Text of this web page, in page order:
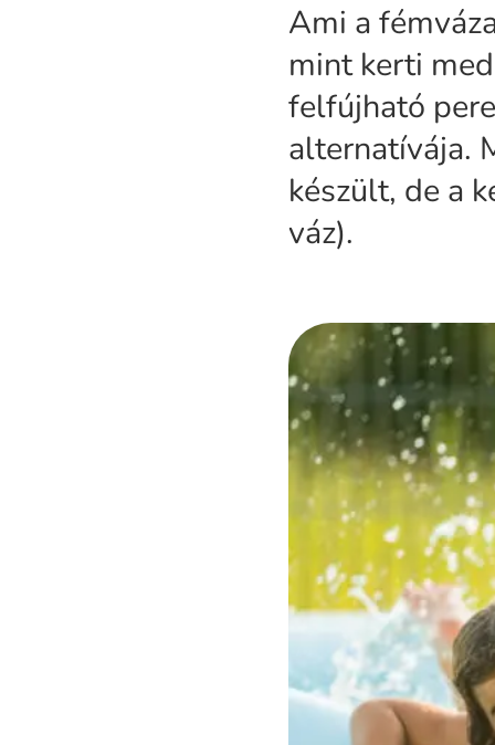
Ami a
mint kerti
felfújható
alternatívája.
készült, de a
váz).